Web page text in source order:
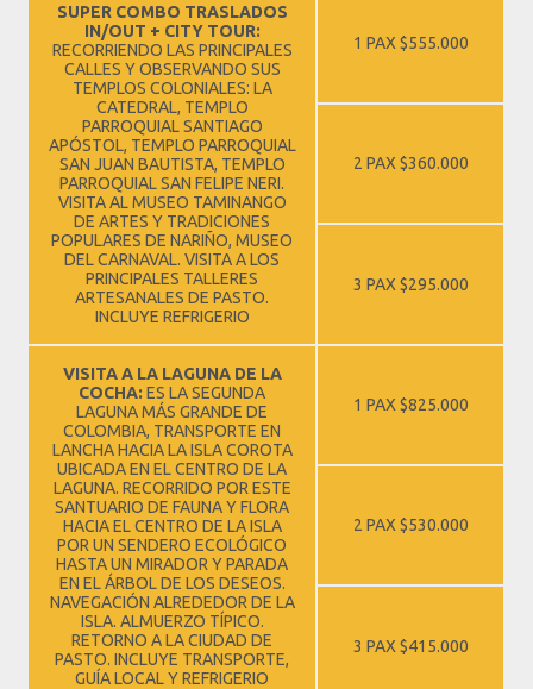
SUPER COMBO TRASLADOS
IN/OUT + CITY TOUR:
RECORRIENDO LAS PRINCIPALES
CALLES Y OBSERVANDO SUS
TEMPLOS COLONIALES: LA
CATEDRAL, TEMPLO
PARROQUIAL SANTIAGO
APÓSTOL, TEMPLO PARROQUIAL
SAN JUAN BAUTISTA, TEMPLO
PARROQUIAL SAN FELIPE NERI.
VISITA AL MUSEO TAMINANGO
DE ARTES Y TRADICIONES
POPULARES DE NARIÑO, MUSEO
DEL CARNAVAL. VISITA A LOS
PRINCIPALES TALLERES
ARTESANALES DE PASTO.
INCLUYE REFRIGERIO
1 PAX $555.000
2 PAX $360.000
3 PAX $295.000
VISITA A LA LAGUNA DE LA
COCHA: ES LA SEGUNDA
LAGUNA MÁS GRANDE DE
COLOMBIA, TRANSPORTE EN
LANCHA HACIA LA ISLA COROTA
UBICADA EN EL CENTRO DE LA
LAGUNA. RECORRIDO POR ESTE
SANTUARIO DE FAUNA Y FLORA
HACIA EL CENTRO DE LA ISLA
POR UN SENDERO ECOLÓGICO
HASTA UN MIRADOR Y PARADA
EN EL ÁRBOL DE LOS DESEOS.
NAVEGACIÓN ALREDEDOR DE LA
ISLA. ALMUERZO TÍPICO.
RETORNO A LA CIUDAD DE
PASTO. INCLUYE TRANSPORTE,
GUÍA LOCAL Y REFRIGERIO
1 PAX $825.000
2 PAX $530.000
3 PAX $415.000